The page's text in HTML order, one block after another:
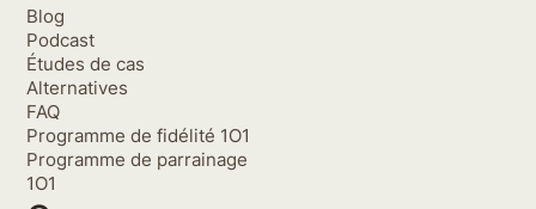
Blog
Podcast
Études de cas
Alternatives
FAQ
Programme de fidélité 1O1
Programme de parrainage
1O1